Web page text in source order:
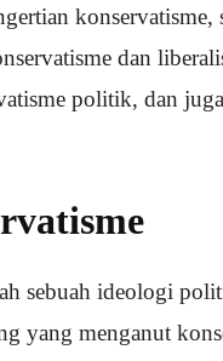
dan
politik, dan
sebuah ideologi
yang menganut